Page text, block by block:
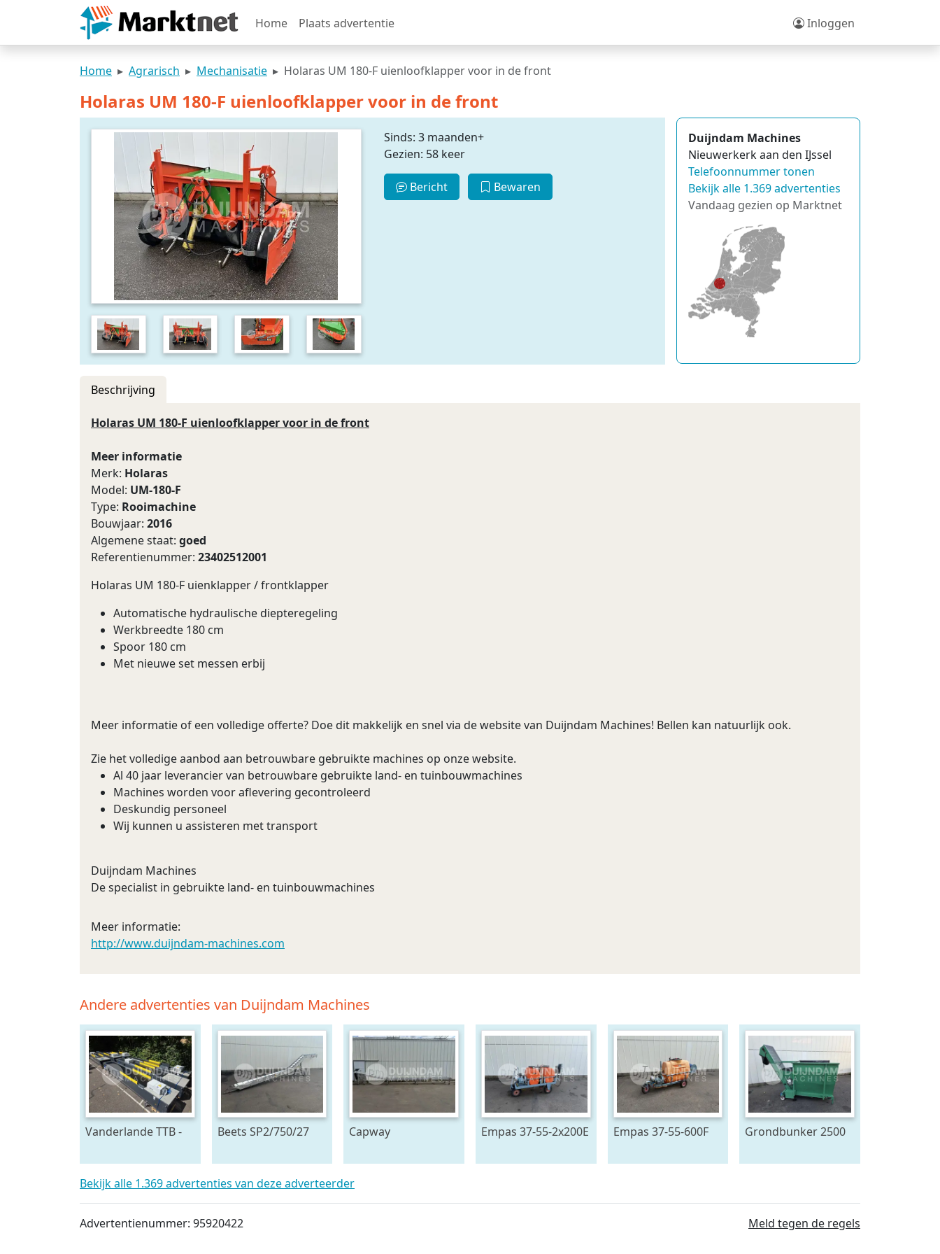
Home Plaats advertentie Inloggen
Home Agrarisch Mechanisatie Holaras UM 180-F uienloofklapper voor in de front
Holaras UM 180-F uienloofklapper voor in de front
Sinds: 3 maanden+
Gezien: 58 keer
Bericht Bewaren
Duijndam Machines
Nieuwerkerk aan den IJssel
Telefoonnummer tonen
Bekijk alle 1.369 advertenties
Vandaag gezien op Marktnet
Beschrijving
Holaras UM 180-F uienloofklapper voor in de front
Meer informatie
Merk: Holaras
Model: UM-180-F
Type: Rooimachine
Bouwjaar: 2016
Algemene staat: goed
Referentienummer: 23402512001
Holaras UM 180-F uienklapper / frontklapper
Automatische hydraulische diepteregeling
Werkbreedte 180 cm
Spoor 180 cm
Met nieuwe set messen erbij
Meer informatie of een volledige offerte? Doe dit makkelijk en snel via de website van Duijndam Machines! Bellen kan natuurlijk ook.
Zie het volledige aanbod aan betrouwbare gebruikte machines op onze website.
Al 40 jaar leverancier van betrouwbare gebruikte land- en tuinbouwmachines
Machines worden voor aflevering gecontroleerd
Deskundig personeel
Wij kunnen u assisteren met transport
Duijndam Machines
De specialist in gebruikte land- en tuinbouwmachines
Meer informatie:
http://www.duijndam-machines.com
Andere advertenties van Duijndam Machines
Vanderlande TTB -
telescoopband 4
delig, 2400 x 80 cm
Beets SP2/750/27
cm
Capway
880 cm x 65 cm
Empas 37-55-2x200E
geveerde haspel
Empas 37-55-600F
Grondbunker 2500
Bekijk alle 1.369 advertenties van deze adverteerder
Advertentienummer: 95920422 Meld tegen de regels